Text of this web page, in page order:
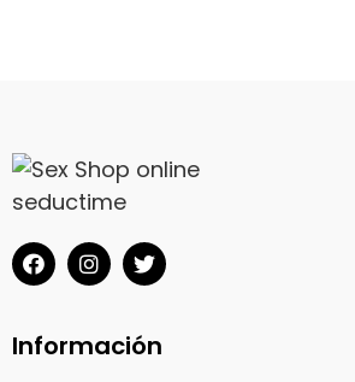
Información